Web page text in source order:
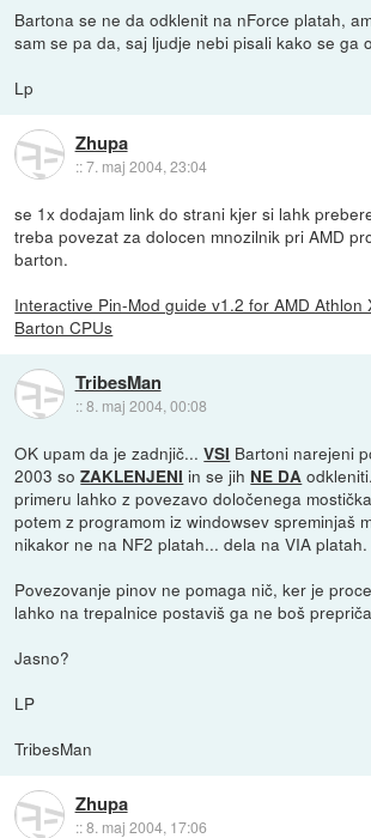
Bartona se ne da odklenit na nForce platah,
sam se pa da, saj ljudje nebi pisali kako se ga
Lp
Zhupa
::7. maj 2004, 23:04
se 1x dodajam link do strani kjer si lahk
treba povezat za dolocen mnozilnik pri AMD
barton.
Interactive Pin-Mod guide v1.2 for AMD Athlon
Barton CPUs
TribesMan
::8. maj 2004, 00:08
OK upam da je zadnjič...VSI Bartoni narejeni
2003 soZAKLENJENI in se jih NE DA
primeru lahko z povezavo določenega
potem z programom iz windowsev spreminjaš
nikakor ne na NF2 platah... dela na VIA platah.
Povezovanje pinov ne pomaga nič, ker je
lahko na trepalnice postaviš ga ne boš
Jasno?
LP
TribesMan
Zhupa
::8. maj 2004, 17:06